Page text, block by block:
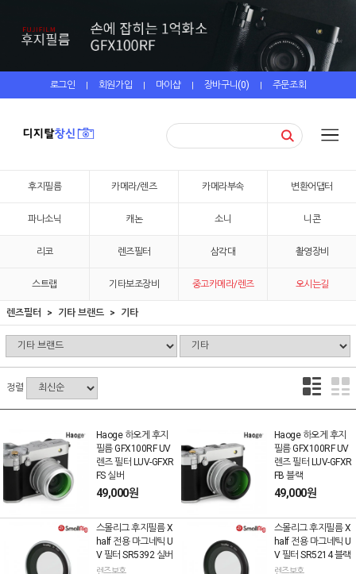
로그인 | 회원가입 | 마이샵 | 장바구니(0) | 주문조회
후지필름 카메라/렌즈 카메라부속 변환어댑터
파나소닉 캐논 소니 니콘
리코 렌즈필터 삼각대 촬영장비
스트랩 기타보조장비 중고카메라/렌즈 오시는길
렌즈필터 기타 브랜드 기타
정렬
Haoge 하오게 후지
필름 GFX100RF UV
렌즈 필터 LUV-GFXR
FS 실버
49,000원
Haoge 하오게 후지
필름 GFX100RF UV
렌즈 필터 LUV-GFXR
FB 블랙
49,000원
스몰리그 후지필름 X
half 전용 마그네틱 U
V 필터 SR5392 실버
렌즈보호
스몰리그 후지필름 X
half 전용 마그네틱 U
V 필터 SR5214 블랙
렌즈보호